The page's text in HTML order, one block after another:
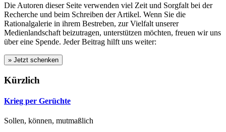
Die Autoren dieser Seite verwenden viel Zeit und Sorgfalt bei der
Recherche und beim Schreiben der Artikel. Wenn Sie die
Rationalgalerie in ihrem Bestreben, zur Vielfalt unserer
Medienlandschaft beizutragen, unterstützen möchten, freuen wir uns
über eine Spende. Jeder Beitrag hilft uns weiter:
Kürzlich
Krieg per Gerüchte
Sollen, können, mutmaßlich